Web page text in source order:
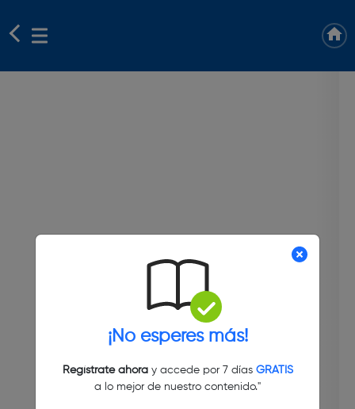
¡No esperes más!
Regístrate ahoray accede por 7 días GRATIS
a lo mejor de nuestro contenido."